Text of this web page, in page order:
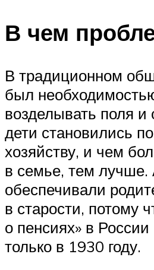
В чем
В традиционном
был
возделывать поля и
дети становились
хозяйству, и чем
в семье, тем
обеспечивали
в старости, потому
о пенсиях» в
только в 1930 году.